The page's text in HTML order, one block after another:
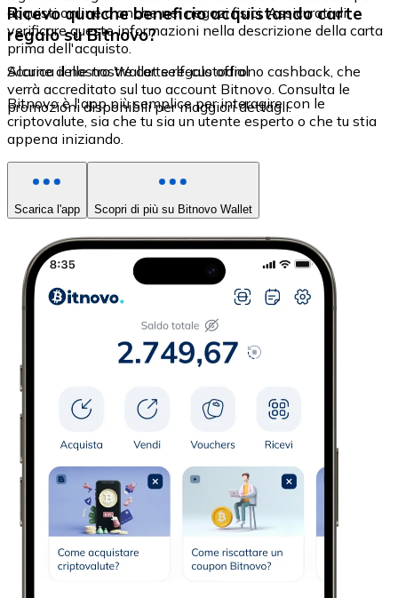
acquisti online o anche nei negozi fisici. Assicurati di
verificare queste informazioni nella descrizione della carta
prima dell'acquisto.
Ricevo qualche beneficio acquistando carte
regalo su Bitnovo?
Alcune delle nostre carte regalo offrono cashback, che
verrà accreditato sul tuo account Bitnovo. Consulta le
promozioni disponibili per maggiori dettagli.
Scarica il nostro Wallet self-custodial
Bitnovo è l'app più semplice per interagire con le
criptovalute, sia che tu sia un utente esperto o che tu stia
appena iniziando.
Scarica l'app Scopri di più su Bitnovo Wallet